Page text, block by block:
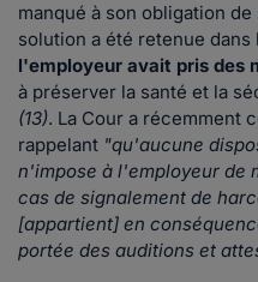
manqué à son obligation
solution a été retenue
l'employeur avait pris des
à préserver la santé et la
(13). La Cour a récemment
rappelant "qu'aucune
n'impose à l'employeur de
cas de signalement de
[appartient] en
portée des auditions et